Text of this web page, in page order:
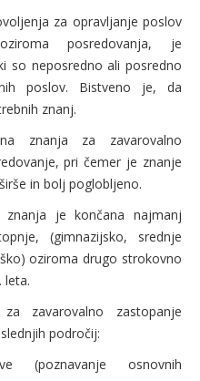
za opravljanje poslov
posredovanja, je
so neposredno ali posredno
poslov. Bistveno je, da
znanj.
znanja za zavarovalno
pri čemer je znanje
in bolj poglobljeno.
je končana najmanj
(gimnazijsko, srednje
oziroma drugo strokovno
leta.
zavarovalno zastopanje
področij:
(poznavanje osnovnih